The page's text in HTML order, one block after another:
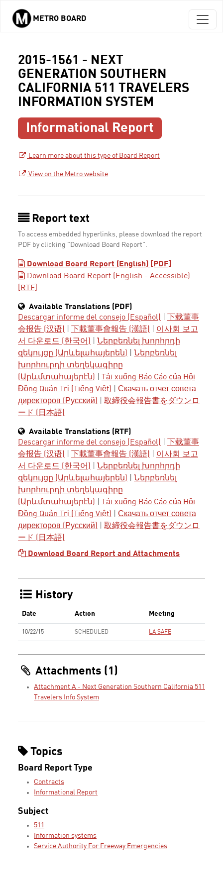
Skip to main content
METRO BOARD
2015-1561 - NEXT
GENERATION SOUTHERN
CALIFORNIA 511 TRAVELERS
INFORMATION SYSTEM
Informational Report
Learn more about this type of Board Report
View on the Metro website
Report text
To access embedded hyperlinks, please download the report
PDF by clicking "Download Board Report".
Download Board Report (English) [PDF]
Download Board Report (English - Accessible)
[RTF]
Available Translations (PDF)
Descargar informe del consejo (Español)
下载董事
会报告 (汉语)
下載董事會報告 (漢語)
이사회 보고
서 다운로드 (한국어)
Ներբեռնել խորհրդի
զեկույցը (Արևելահայերեն)
Ներբեռնել
խորհուրդի տեղեկագիրը
(Արևմտահայերէն)
Tải xuống Báo Cáo của Hội
Đồng Quản Trị (Tiếng Việt)
Скачать отчет совета
директоров (Русский)
取締役会報告書をダウンロ
ード (日本語)
Available Translations (RTF)
Descargar informe del consejo (Español)
下载董事
会报告 (汉语)
下載董事會報告 (漢語)
이사회 보고
서 다운로드 (한국어)
Ներբեռնել խորհրդի
զեկույցը (Արևելահայերեն)
Ներբեռնել
խորհուրդի տեղեկագիրը
(Արևմտահայերէն)
Tải xuống Báo Cáo của Hội
Đồng Quản Trị (Tiếng Việt)
Скачать отчет совета
директоров (Русский)
取締役会報告書をダウンロ
ード (日本語)
Download Board Report and Attachments
History
Date Action Meeting
10/22/15 SCHEDULED LA SAFE
Attachments (1)
Attachment A - Next Generation Southern California 511
Travelers Info System
Topics
Board Report Type
Contracts
Informational Report
Subject
511
Information systems
Service Authority For Freeway Emergencies